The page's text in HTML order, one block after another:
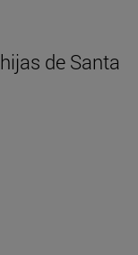
de Santa